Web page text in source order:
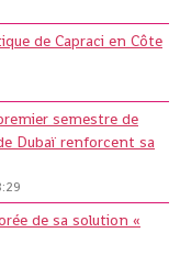
de Capraci en Côte
semestre de
Dubaï renforcent sa
de sa solution «